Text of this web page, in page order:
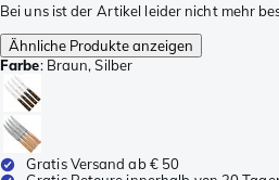
Bei uns ist der Artikel leider nicht mehr
Ähnliche Produkte anzeigen
Farbe: Braun, Silber
Gratis Versand ab € 50